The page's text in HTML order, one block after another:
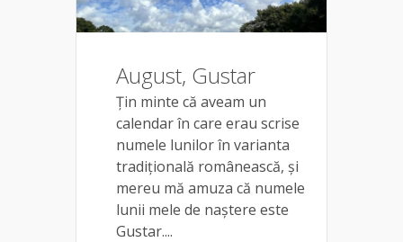
August, Gustar
Țin minte că aveam un
calendar în care erau scrise
numele lunilor în varianta
tradițională românească, și
mereu mă amuza că numele
lunii mele de naștere este
Gustar....